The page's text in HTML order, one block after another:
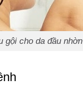
gội cho da đầu nhờn